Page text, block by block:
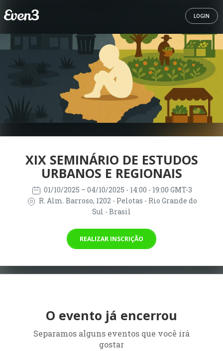
LOGIN
XIX SEMINÁRIO DE ESTUDOS
URBANOS E REGIONAIS
01/10/2025 – 04/10/2025 - 14:00 - 19:00 GMT-3
R. Alm. Barroso, 1202 - Pelotas - Rio Grande do
Sul - Brasil
REALIZAR INSCRIÇÃO
O evento já encerrou
Separamos alguns eventos que você irá
gostar